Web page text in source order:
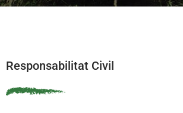
Responsabilitat Civil